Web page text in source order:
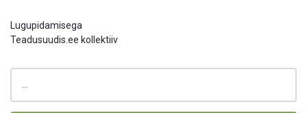
Lugupidamisega
Teadusuudis.ee kollektiiv